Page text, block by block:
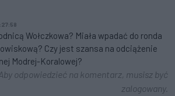
Wołczkowa? Miała wpadać do ronda
Czy jest szansa na odciążenie
Modrej-Koralowej?
odpowiedzieć na komentarz, musisz być
zalogowany.